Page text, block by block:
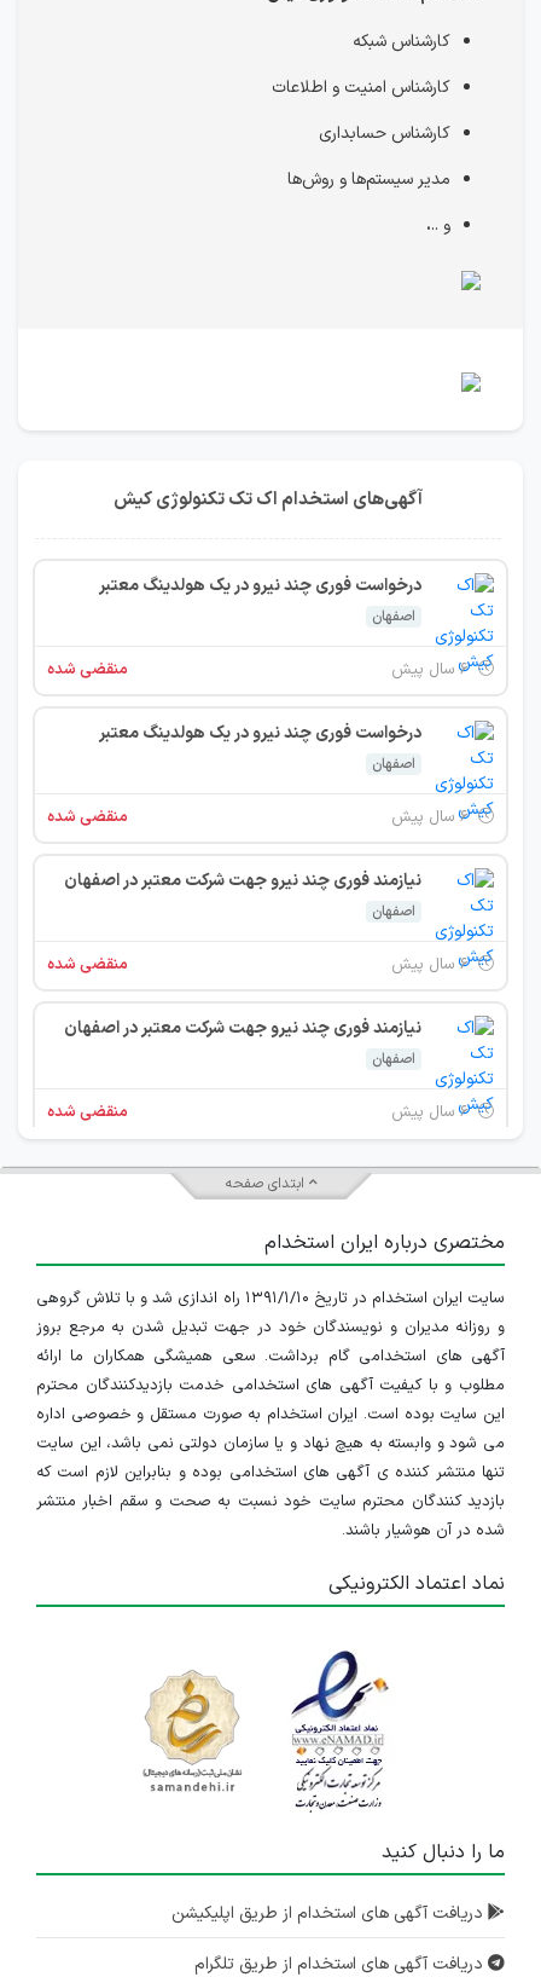
کارشناس شبکه
کارشناس امنیت و اطلاعات
کارشناس حسابداری
مدیر سیستم‌ها و روش‌ها
و ...
آگهی‌های استخدام اک تک تکنولوژی کیش
درخواست فوری چند نیرو در یک هولدینگ معتبر
اصفهان
۶ سال پیش منقضی شده
درخواست فوری چند نیرو در یک هولدینگ معتبر
اصفهان
۶ سال پیش منقضی شده
نیازمند فوری چند نیرو جهت شرکت معتبر در اصفهان
اصفهان
۶ سال پیش منقضی شده
نیازمند فوری چند نیرو جهت شرکت معتبر در اصفهان
اصفهان
۶ سال پیش منقضی شده
درخواست مسئول دفتر
۶ سال پیش منقضی شده
درخواست نیروی کارشناس برنامه نویسی، کارشناس پشتیبانی سخت افزار و کارشناس امنیت شبکه
اصفهان
۷ سال پیش منقضی شده
استخدام نیروی فروش در یک شرکت معتبر
اصفهان
ابتدای صفحه
مختصری درباره ایران استخدام
سایت ایران استخدام در تاریخ ۱۳۹۱/۱/۱۰ راه اندازی شد و با تلاش گروهی
و روزانه مدیران و نویسندگان خود در جهت تبدیل شدن به مرجع بروز
آگهی های استخدامی گام برداشت. سعی همیشگی همکاران ما ارائه
مطلوب و با کیفیت آگهی های استخدامی خدمت بازدیدکنندگان محترم
این سایت بوده است. ایران استخدام به صورت مستقل و خصوصی اداره
می شود و وابسته به هیچ نهاد و یا سازمان دولتی نمی باشد، این سایت
تنها منتشر کننده ی آگهی های استخدامی بوده و بنابراین لازم است که
بازدید کنندگان محترم سایت خود نسبت به صحت و سقم اخبار منتشر
شده در آن هوشیار باشند.
نماد اعتماد الکترونیکی
ما را دنبال کنید
دریافت آگهی های استخدام از طریق اپلیکیشن
دریافت آگهی های استخدام از طریق تلگرام